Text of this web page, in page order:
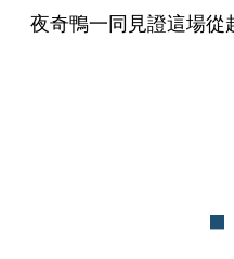
夜奇鴨一同見證這場從